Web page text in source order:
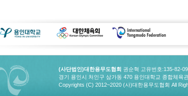
(사단법인)대한용무도협회 권순혁 고유번호:135-82-
경기 용인시 처인구 삼가동 470 용인대학교 종합체육
Copyrights (C) 2012~2020 (사)대한용무도협회 All